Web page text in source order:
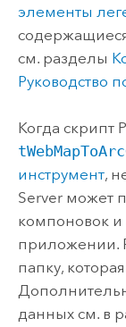
элементы
см. разделы
Руководство
Когда скрипт
инструмент,
Serverможет
компоновок
приложении.
папку,
данных см. в